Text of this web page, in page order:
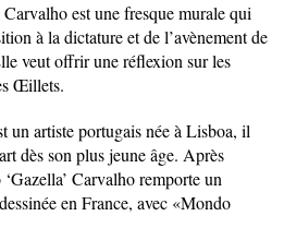
est une fresque murale qui
à la dictature et de l’avènement de
veut offrir une réflexion sur les
Œillets.
un artiste portugais née à Lisboa, il
dès son plus jeune âge. Après
Carvalho remporte un
en France, avec «Mondo